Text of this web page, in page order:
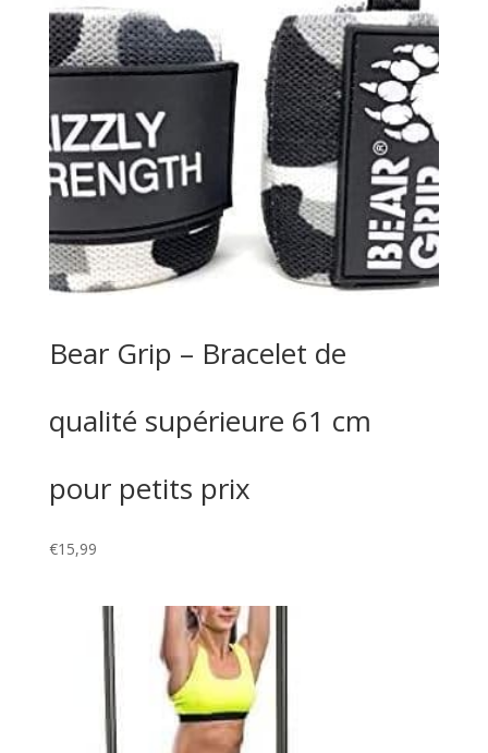
Bear Grip – Bracelet de
qualité supérieure 61 cm
pour petits prix
€15,99